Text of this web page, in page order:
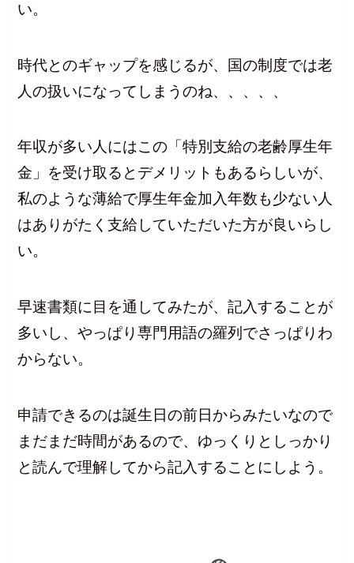
い。
時代とのギャップを感じるが、国の制度では老
人の扱いになってしまうのね、、、、、
年収が多い人にはこの「特別支給の老齢厚生年
金」を受け取るとデメリットもあるらしいが、
私のような薄給で厚生年金加入年数も少ない人
はありがたく支給していただいた方が良いらし
い。
早速書類に目を通してみたが、記入することが
多いし、やっぱり専門用語の羅列でさっぱりわ
からない。
申請できるのは誕生日の前日からみたいなので
まだまだ時間があるので、ゆっくりとしっかり
と読んで理解してから記入することにしよう。